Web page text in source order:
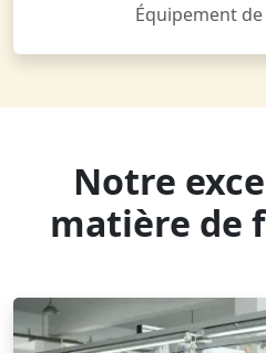
Équipement
Notre
matière de